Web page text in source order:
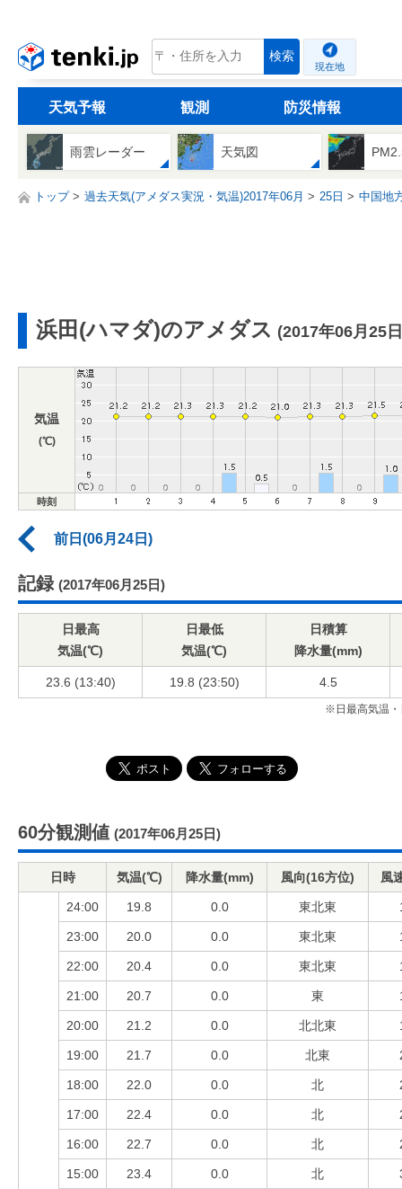
tenki.jp 検索
現在地
天気予報 観測 防災情報
雨雲レーダー 天気図
トップ 過去天気(アメダス実況・気温)2017年06月 25日 中国地
浜田(ハマダ)のアメダス (2017年06月25
気温
(℃)
時刻
前日(06月24日)
記録 (2017年06月25日)
日最高
気温(℃)
日最低
気温(℃)
日積算
降水量(mm)
23.6 (13:40) 19.8 (23:50) 4.5
※日最高気温・
60分観測値 (2017年06月25日)
日時 気温(℃) 降水量(mm) 風向(16方位) 風
24:00 19.8 0.0 東北東
23:00 20.0 0.0 東北東
22:00 20.4 0.0 東北東
21:00 20.7 0.0 東
20:00 21.2 0.0 北北東
19:00 21.7 0.0 北東
18:00 22.0 0.0 北
17:00 22.4 0.0 北
16:00 22.7 0.0 北
15:00 23.4 0.0 北